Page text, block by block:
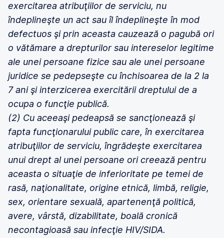
exercitarea atribuţiilor de serviciu, nu
îndeplineşte un act sau îl îndeplineşte în mod
defectuos şi prin aceasta cauzează o pagubă ori
o vătămare a drepturilor sau intereselor legitime
ale unei persoane fizice sau ale unei persoane
juridice se pedepseşte cu închisoarea de la 2 la
7 ani şi interzicerea exercitării dreptului de a
ocupa o funcţie publică.
(2) Cu aceeaşi pedeapsă se sancţionează şi
fapta funcţionarului public care, în exercitarea
atribuţiilor de serviciu, îngrădeşte exercitarea
unui drept al unei persoane ori creează pentru
aceasta o situaţie de inferioritate pe temei de
rasă, naţionalitate, origine etnică, limbă, religie,
sex, orientare sexuală, apartenenţă politică,
avere, vârstă, dizabilitate, boală cronică
necontagioasă sau infecţie HIV/SIDA.